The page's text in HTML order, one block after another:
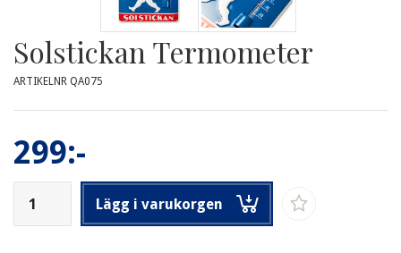
Solstickan Termometer
ARTIKELNR QA075
299:-
Lägg i varukorgen